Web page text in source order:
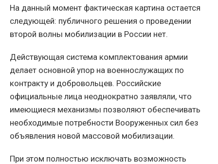
На данный момент фактическая картина остается
следующей: публичного решения о проведении
второй волны мобилизации в России нет.
Действующая система комплектования армии
делает основной упор на военнослужащих по
контракту и добровольцев. Российские
официальные лица неоднократно заявляли, что
имеющиеся механизмы позволяют обеспечивать
необходимые потребности Вооруженных сил без
объявления новой массовой мобилизации.
При этом полностью исключать возможность